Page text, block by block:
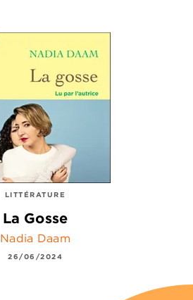
LITTÉRATURE
La Gosse
Nadia Daam
26/06/2024